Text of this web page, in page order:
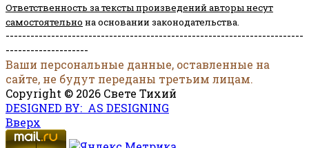
Ответственность за тексты произведений авторы несут
самостоятельно на основании законодательства.
------------------------------------------------------------------------
--------------------
Ваши персональные данные, оставленные на
сайте, не будут переданы третьим лицам.
Copyright © 2026 Свете Тихий
DESIGNED BY: AS DESIGNING
Вверх